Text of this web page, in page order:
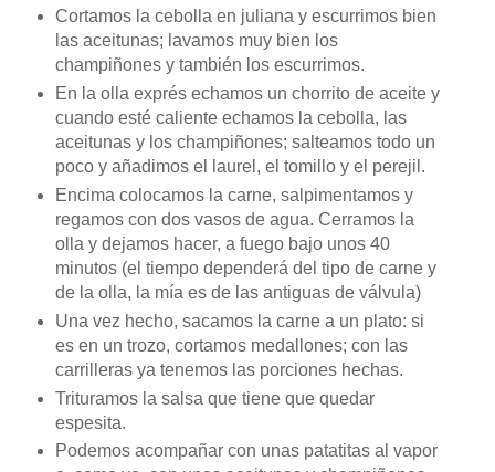
Cortamos la cebolla en juliana y escurrimos bien
las aceitunas; lavamos muy bien los
champiñones y también los escurrimos.
En la olla exprés echamos un chorrito de aceite y
cuando esté caliente echamos la cebolla, las
aceitunas y los champiñones; salteamos todo un
poco y añadimos el laurel, el tomillo y el perejil.
Encima colocamos la carne, salpimentamos y
regamos con dos vasos de agua. Cerramos la
olla y dejamos hacer, a fuego bajo unos 40
minutos (el tiempo dependerá del tipo de carne y
de la olla, la mía es de las antiguas de válvula)
Una vez hecho, sacamos la carne a un plato: si
es en un trozo, cortamos medallones; con las
carrilleras ya tenemos las porciones hechas.
Trituramos la salsa que tiene que quedar
espesita.
Podemos acompañar con unas patatitas al vapor